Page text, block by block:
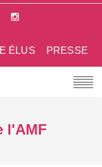
PRESSE
ÉLUS
l'AMF